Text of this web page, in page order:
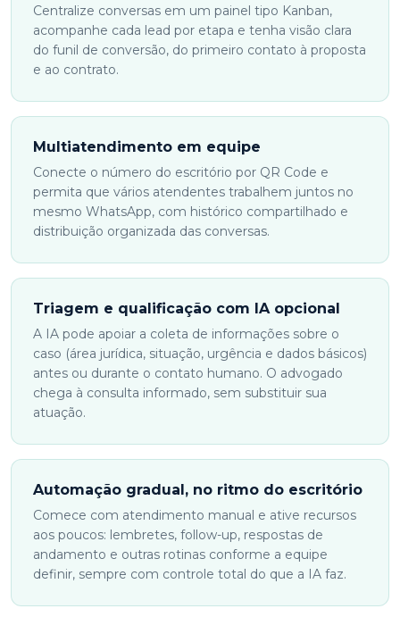
Centralize conversas em um painel tipo Kanban,
acompanhe cada lead por etapa e tenha visão clara
do funil de conversão, do primeiro contato à proposta
e ao contrato.
Multiatendimento em equipe
Conecte o número do escritório por QR Code e
permita que vários atendentes trabalhem juntos no
mesmo WhatsApp, com histórico compartilhado e
distribuição organizada das conversas.
Triagem e qualificação com IA opcional
A IA pode apoiar a coleta de informações sobre o
caso (área jurídica, situação, urgência e dados básicos)
antes ou durante o contato humano. O advogado
chega à consulta informado, sem substituir sua
atuação.
Automação gradual, no ritmo do escritório
Comece com atendimento manual e ative recursos
aos poucos: lembretes, follow-up, respostas de
andamento e outras rotinas conforme a equipe
definir, sempre com controle total do que a IA faz.